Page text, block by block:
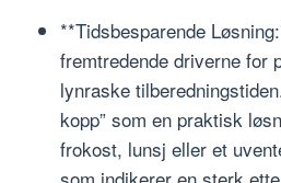
**Tidsbesparende
fremtredende driverne for
lynraske
kopp” som en praktisk
frokost, lunsj eller et